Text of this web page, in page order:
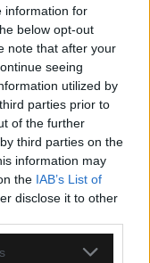
information for
below opt-out
note that after your
seeing
utilized by
parties prior to
of the further
third parties on the
information may
the IAB’s List of
disclose it to other
or more Google